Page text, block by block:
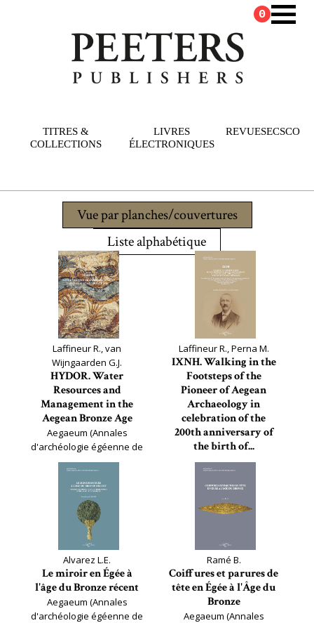
TITRES &
COLLECTIONS
LIVRES
ÉLECTRONIQUES
REVUESECSCO
0
Vue par planches/couvertures
Liste alphabétique
Laffineur R., van
Wijngaarden G.J.
HYDOR. Water
Resources and
Management in the
Aegean Bronze Age
Aegaeum (Annales
d'archéologie égéenne de
l'Université de Liège et UT-
PASP), 50
Laffineur R., Perna M.
IXNH. Walking in the
Footsteps of the
Pioneer of Aegean
Archaeology in
celebration of the
200th anniversary of
the birth of...
Aegaeum (Annales
d'archéologie égéenne de
l'Université de Liège et UT-
PASP), 49
Alvarez L.E.
Le miroir en Égée à
l'âge du Bronze récent
Aegaeum (Annales
d'archéologie égéenne de
Ramé B.
Coiffures et parures de
tête en Égée à l'Âge du
Bronze
Aegaeum (Annales